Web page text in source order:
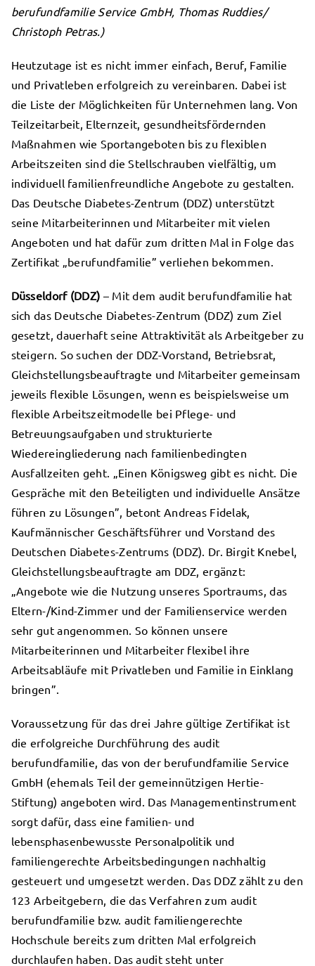
berufundfamilie Service GmbH, Thomas Ruddies/
Christoph Petras.)
Heutzutage ist es nicht immer einfach, Beruf, Familie
und Privatleben erfolgreich zu vereinbaren. Dabei ist
die Liste der Möglichkeiten für Unternehmen lang. Von
Teilzeitarbeit, Elternzeit, gesundheitsfördernden
Maßnahmen wie Sportangeboten bis zu flexiblen
Arbeitszeiten sind die Stellschrauben vielfältig, um
individuell familienfreundliche Angebote zu gestalten.
Das Deutsche Diabetes-Zentrum (DDZ) unterstützt
seine Mitarbeiterinnen und Mitarbeiter mit vielen
Angeboten und hat dafür zum dritten Mal in Folge das
Zertifikat „berufundfamilie” verliehen bekommen.
Düsseldorf (DDZ) – Mit dem audit berufundfamilie hat
sich das Deutsche Diabetes-Zentrum (DDZ) zum Ziel
gesetzt, dauerhaft seine Attraktivität als Arbeitgeber zu
steigern. So suchen der DDZ-Vorstand, Betriebsrat,
Gleichstellungsbeauftragte und Mitarbeiter gemeinsam
jeweils flexible Lösungen, wenn es beispielsweise um
flexible Arbeitszeitmodelle bei Pflege- und
Betreuungsaufgaben und strukturierte
Wiedereingliederung nach familienbedingten
Ausfallzeiten geht. „Einen Königsweg gibt es nicht. Die
Gespräche mit den Beteiligten und individuelle Ansätze
führen zu Lösungen”, betont Andreas Fidelak,
Kaufmännischer Geschäftsführer und Vorstand des
Deutschen Diabetes-Zentrums (DDZ). Dr. Birgit Knebel,
Gleichstellungsbeauftragte am DDZ, ergänzt:
„Angebote wie die Nutzung unseres Sportraums, das
Eltern-/Kind-Zimmer und der Familienservice werden
sehr gut angenommen. So können unsere
Mitarbeiterinnen und Mitarbeiter flexibel ihre
Arbeitsabläufe mit Privatleben und Familie in Einklang
bringen”.
Voraussetzung für das drei Jahre gültige Zertifikat ist
die erfolgreiche Durchführung des audit
berufundfamilie, das von der berufundfamilie Service
GmbH (ehemals Teil der gemeinnützigen Hertie-
Stiftung) angeboten wird. Das Managementinstrument
sorgt dafür, dass eine familien- und
lebensphasenbewusste Personalpolitik und
familiengerechte Arbeitsbedingungen nachhaltig
gesteuert und umgesetzt werden. Das DDZ zählt zu den
123 Arbeitgebern, die das Verfahren zum audit
berufundfamilie bzw. audit familiengerechte
Hochschule bereits zum dritten Mal erfolgreich
durchlaufen haben. Das audit steht unter